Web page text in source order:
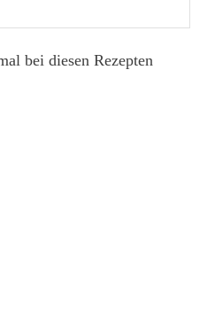
bei diesen Rezepten